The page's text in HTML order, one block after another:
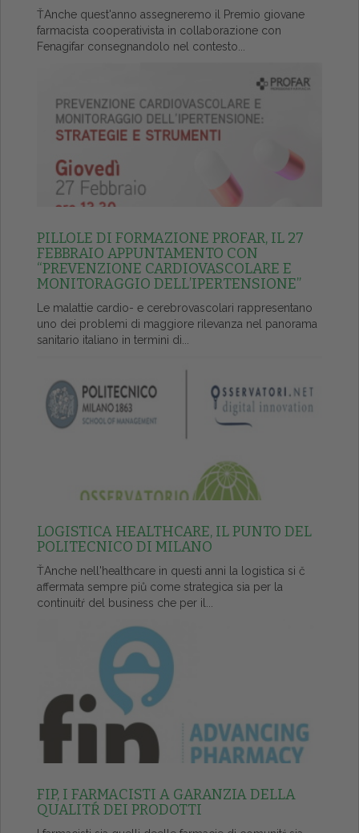
ŤAnche quest'anno assegneremo il Premio giovane
farmacista cooperativista in collaborazione con
Fenagifar consegnandolo nel contesto...
PILLOLE DI FORMAZIONE PROFAR, IL 27
FEBBRAIO APPUNTAMENTO CON
“PREVENZIONE CARDIOVASCOLARE E
MONITORAGGIO DELL’IPERTENSIONE”
Le malattie cardio- e cerebrovascolari rappresentano
uno dei problemi di maggiore rilevanza nel panorama
sanitario italiano in termini di...
LOGISTICA HEALTHCARE, IL PUNTO DEL
POLITECNICO DI MILANO
ŤAnche nell'healthcare in questi anni la logistica si č
affermata sempre piů come strategica sia per la
continuitŕ del business che per il...
FIP, I FARMACISTI A GARANZIA DELLA
QUALITŔ DEI PRODOTTI